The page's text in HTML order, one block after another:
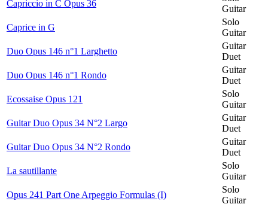
Capriccio in C Opus 36
Guitar
Caprice in G
Solo
Guitar
Duo Opus 146 n°1 Larghetto
Guitar
Duet
Duo Opus 146 n°1 Rondo
Guitar
Duet
Ecossaise Opus 121
Solo
Guitar
Guitar Duo Opus 34 N°2 Largo
Guitar
Duet
Guitar Duo Opus 34 N°2 Rondo
Guitar
Duet
La sautillante
Solo
Guitar
Opus 241 Part One Arpeggio Formulas (I)
Solo
Guitar